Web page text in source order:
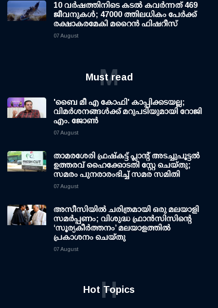
10 വര്‍ഷത്തിനിടെ കടല്‍ കവര്‍ന്നത് 469
ജീവനുകള്‍; 47000 ത്തിലധികം പേര്‍ക്ക്
രക്ഷാകരമേകി മറൈന്‍ ഫിഷറീസ്
07 August
Must read
M
'ബൈ മീ എ കോഫി' കാപ്പിക്കടയല്ല;
വിമര്‍ശനങ്ങള്‍ക്ക് മറുപടിയുമായി റോജി
എം. ജോണ്‍
07 August
താമരശേരി ഫ്രഷ്കട്ട് പ്ലാന്റ് അടച്ചുപൂട്ടൽ
ഉത്തരവ് ഹൈക്കോടതി സ്റ്റേ ചെയ്തു;
സമരം പുനരാരംഭിച്ച് സമര സമിതി
07 August
അസീസിയിൽ ചരിത്രമായി ഒരു മലയാളി
സമർപ്പണം; വിശുദ്ധ ഫ്രാൻസിസിന്റെ
‘സൂര്യകീർത്തനം’ മലയാളത്തിൽ
പ്രകാശനം ചെയ്തു
07 August
Hot Topics
H